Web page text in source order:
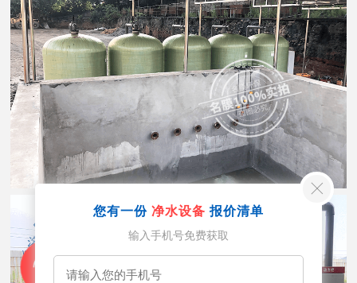
您有一份 净水设备 报价清单
输入手机号免费获取